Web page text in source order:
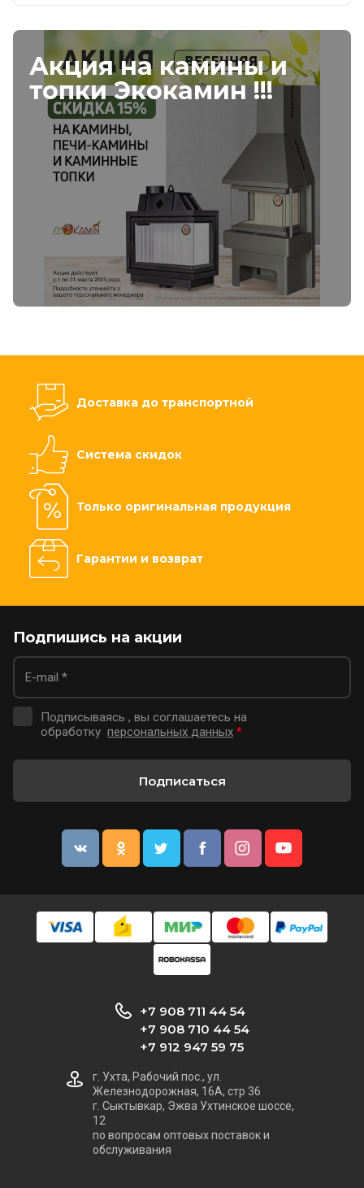
Акция на камины и
топки Экокамин !!!
Доставка до транспортной
Система скидок
Только оригинальная продукция
Гарантии и возврат
Подпишись на акции
Подписываясь , вы соглашаетесь на
обработку персональных данных *
Подписаться
+7 908 711 44 54
+7 908 710 44 54
+7 912 947 59 75
г. Ухта, Рабочий пос., ул.
Железнодорожная, 16А, стр 36
г. Сыктывкар, Эжва Ухтинское шоссе,
12
по вопросам оптовых поставок и
обслуживания